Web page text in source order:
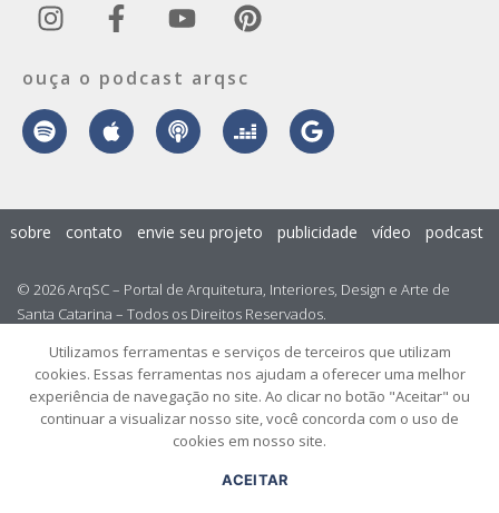
ouça o podcast arqsc
© 2026 ArqSC – Portal de Arquitetura, Interiores, Design e Arte de
Santa Catarina – Todos os Direitos Reservados.
sobre contato envie seu projeto publicidade vídeo podcast
Utilizamos ferramentas e serviços de terceiros que utilizam
cookies. Essas ferramentas nos ajudam a oferecer uma melhor
experiência de navegação no site. Ao clicar no botão "Aceitar" ou
continuar a visualizar nosso site, você concorda com o uso de
cookies em nosso site.
ACEITAR